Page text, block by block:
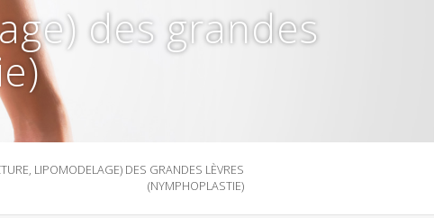
des grandes
LIPOMODELAGE) DES GRANDES LÈVRES
(NYMPHOPLASTIE)